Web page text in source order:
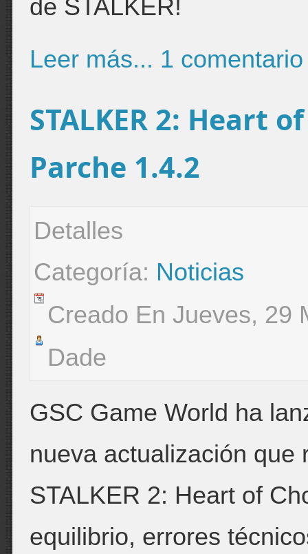
de STALKER!
Leer más... 1 comentario
STALKER 2: Heart
Parche 1.4.2
Detalles
Categoría: Noticias
Creado En Jueves, 29
Dade
GSC Game World ha
nueva actualización que
STALKER 2: Heart of
equilibrio, errores